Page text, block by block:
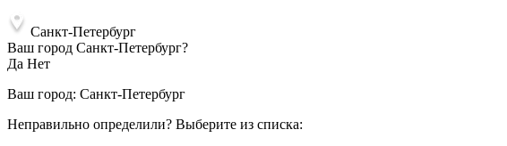
Санкт-Петербург
Ваш город Санкт-Петербург?
Да Нет
Ваш город: Санкт-Петербург
Неправильно определили? Выберите из списка: